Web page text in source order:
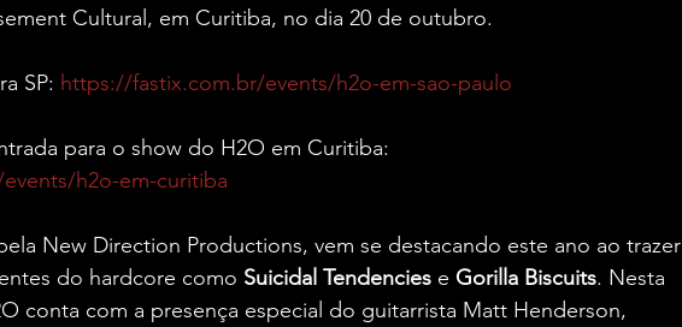
Cultural, em Curitiba, no dia 20 de outubro.
SP: https://fastix.com.br/events/h2o-em-sao-paulo
para o show do H2O em Curitiba:
h2o-em-curitiba
New Direction Productions, vem se destacando este ano ao trazer
do hardcore como Suicidal Tendencies e Gorilla Biscuits. Nesta
conta com a presença especial do guitarrista Matt Henderson,